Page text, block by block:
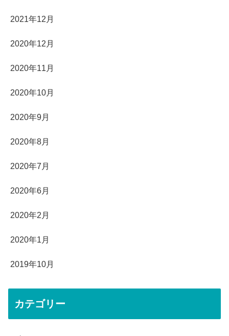
2021年12月
2020年12月
2020年11月
2020年10月
2020年9月
2020年8月
2020年7月
2020年6月
2020年2月
2020年1月
2019年10月
カテゴリー